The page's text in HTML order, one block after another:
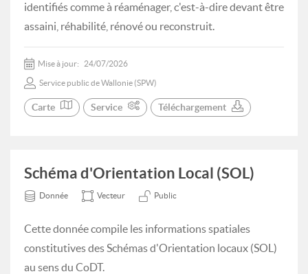
identifiés comme à réaménager, c'est-à-dire devant être
assaini, réhabilité, rénové ou reconstruit.
Mise à jour: 24/07/2026
Service public de Wallonie (SPW)
Carte Service Téléchargement
Schéma d'Orientation Local (SOL)
Donnée Vecteur Public
Cette donnée compile les informations spatiales
constitutives des Schémas d'Orientation locaux (SOL)
au sens du CoDT.